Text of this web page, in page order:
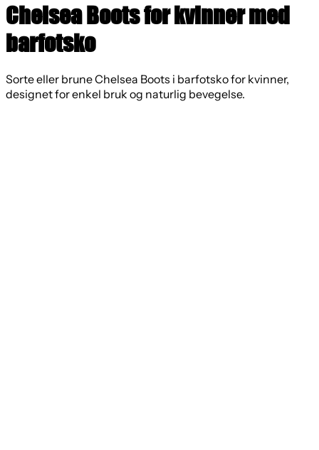
Chelsea Boots for kvinner med
barfotsko
Sorte eller brune Chelsea Boots i barfotsko for kvinner,
designet for enkel bruk og naturlig bevegelse.